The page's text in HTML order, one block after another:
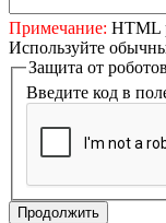
Примечание: HTML
Используйте
Защита от роботов
Введите код в
Продолжить